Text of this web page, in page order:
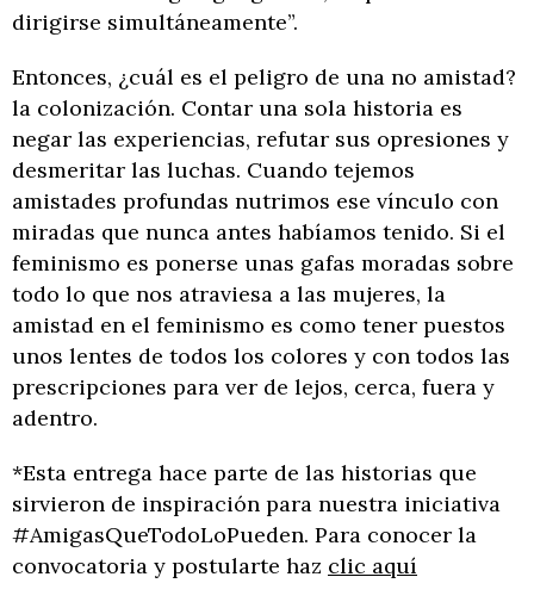
dirigirse simultáneamente”.
Entonces, ¿cuál es el peligro de una no amistad?
la colonización. Contar una sola historia es
negar las experiencias, refutar sus opresiones y
desmeritar las luchas. Cuando tejemos
amistades profundas nutrimos ese vínculo con
miradas que nunca antes habíamos tenido. Si el
feminismo es ponerse unas gafas moradas sobre
todo lo que nos atraviesa a las mujeres, la
amistad en el feminismo es como tener puestos
unos lentes de todos los colores y con todos las
prescripciones para ver de lejos, cerca, fuera y
adentro.
*Esta entrega hace parte de las historias que
sirvieron de inspiración para nuestra iniciativa
#AmigasQueTodoLoPueden. Para conocer la
convocatoria y postularte haz clic aquí